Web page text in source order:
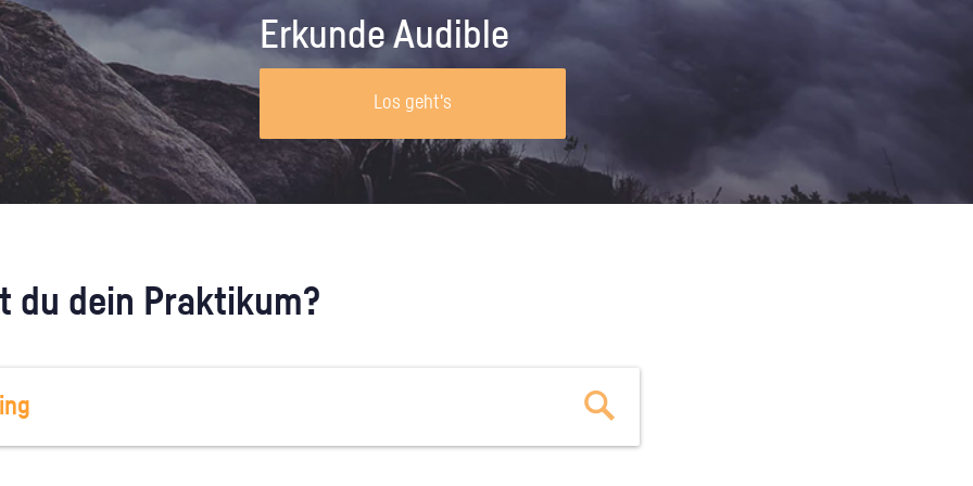
Unternehmen lohnt, wie man sich
vorbereitet und wie ein Vorab-Anruf
abläuft.
Erkunde Audible
Los geht's
du dein Praktikum?